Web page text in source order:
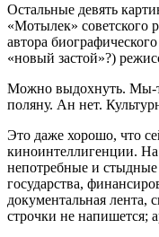
Остальные девять
«Мотылек» советского
автора
«новый застой»?)
Можно выдохнуть. Мы-
поляну. Ан нет.
Это даже хорошо, что
киноинтеллигенции. На
непотребные и
государства,
документальная лента,
строчки не напишется;